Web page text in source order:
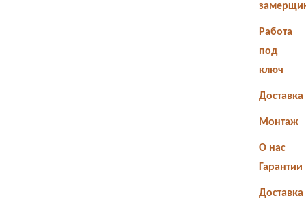
Работа
под
ключ
Доставка
Монтаж
О нас
Гарантии
Доставка